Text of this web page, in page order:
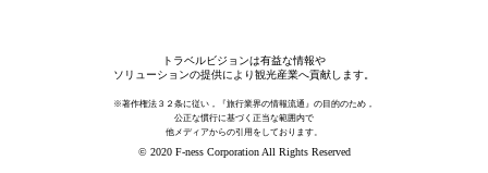
トラベルビジョンは有益な情報や
ソリューションの提供により観光産業へ貢献します。
※著作権法３２条に従い，『旅行業界の情報流通』の目的のため，
公正な慣行に基づく正当な範囲内で
他メディアからの引用をしております。
© 2020 F-ness Corporation All Rights Reserved